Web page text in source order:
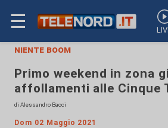
☰
niente boom
Primo weekend in zona
affollamenti alle Cinque
di Alessandro Bacci
Dom 02 Maggio 2021